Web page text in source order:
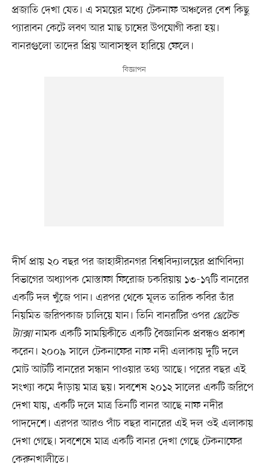
প্রজাতি দেখা যেত। এ সময়ের মধ্যে টেকনাফ অঞ্চলের বেশ কিছু
প্যারাবন কেটে লবণ আর মাছ চাষের উপযোগী করা হয়।
বানরগুলো তাদের প্রিয় আবাসস্থল হারিয়ে ফেলে।
দীর্ঘ প্রায় ২০ বছর পর জাহাঙ্গীরনগর বিশ্ববিদ্যালয়ের প্রাণিবিদ্যা
বিভাগের অধ্যাপক মোস্তাফা ফিরোজ চকরিয়ায় ১৩-১৭টি বানরের
একটি দল খুঁজে পান। এরপর থেকে মূলত তারিক কবির তাঁর
নিয়মিত জরিপকাজ চালিয়ে যান। তিনি বানরটির ওপর থ্রেটেন্ড
ট্যাক্সানামক একটি সাময়িকীতে একটি বৈজ্ঞানিক প্রবন্ধও প্রকাশ
করেন। ২০০৯ সালে টেকনাফের নাফ নদী এলাকায় দুটি দলে
মোট আটটি বানরের সন্ধান পাওয়ার তথ্য আছে। পরের বছর এই
সংখ্যা কমে দাঁড়ায় মাত্র ছয়। সবশেষ ২০১২ সালের একটি জরিপে
দেখা যায়, একটি দলে মাত্র তিনটি বানর আছে নাফ নদীর
পাদদেশে। এরপর আরও পাঁচ বছর বানরের এই দল ওই এলাকায়
দেখা গেছে। সবশেষে মাত্র একটি বানর দেখা গেছে টেকনাফের
কেরুনখালীতে।